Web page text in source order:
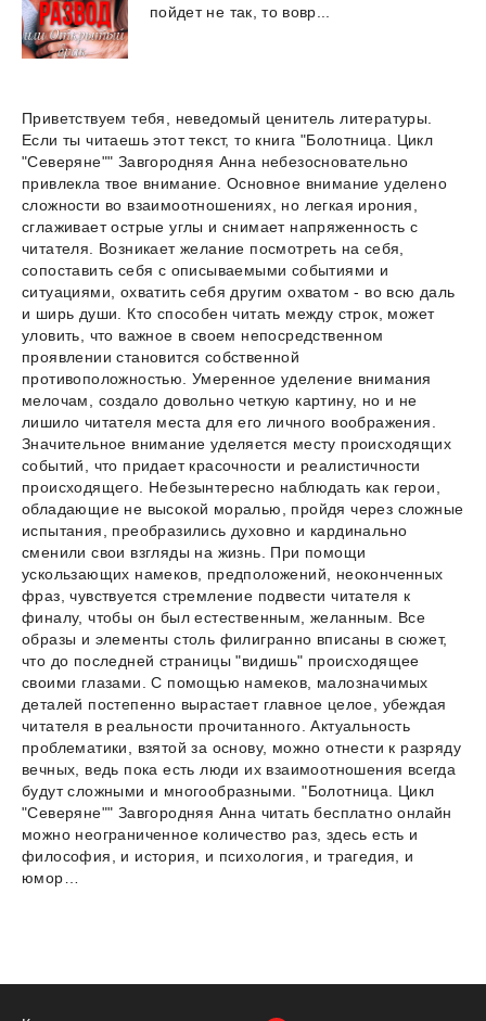
пойдет не так, то вовр...
Приветствуем тебя, неведомый ценитель литературы.
Если ты читаешь этот текст, то книга "Болотница. Цикл
"Северяне"" Завгородняя Анна небезосновательно
привлекла твое внимание. Основное внимание уделено
сложности во взаимоотношениях, но легкая ирония,
сглаживает острые углы и снимает напряженность с
читателя. Возникает желание посмотреть на себя,
сопоставить себя с описываемыми событиями и
ситуациями, охватить себя другим охватом - во всю даль
и ширь души. Кто способен читать между строк, может
уловить, что важное в своем непосредственном
проявлении становится собственной
противоположностью. Умеренное уделение внимания
мелочам, создало довольно четкую картину, но и не
лишило читателя места для его личного воображения.
Значительное внимание уделяется месту происходящих
событий, что придает красочности и реалистичности
происходящего. Небезынтересно наблюдать как герои,
обладающие не высокой моралью, пройдя через сложные
испытания, преобразились духовно и кардинально
сменили свои взгляды на жизнь. При помощи
ускользающих намеков, предположений, неоконченных
фраз, чувствуется стремление подвести читателя к
финалу, чтобы он был естественным, желанным. Все
образы и элементы столь филигранно вписаны в сюжет,
что до последней страницы "видишь" происходящее
своими глазами. С помощью намеков, малозначимых
деталей постепенно вырастает главное целое, убеждая
читателя в реальности прочитанного. Актуальность
проблематики, взятой за основу, можно отнести к разряду
вечных, ведь пока есть люди их взаимоотношения всегда
будут сложными и многообразными. "Болотница. Цикл
"Северяне"" Завгородняя Анна читать бесплатно онлайн
можно неограниченное количество раз, здесь есть и
философия, и история, и психология, и трагедия, и
юмор…